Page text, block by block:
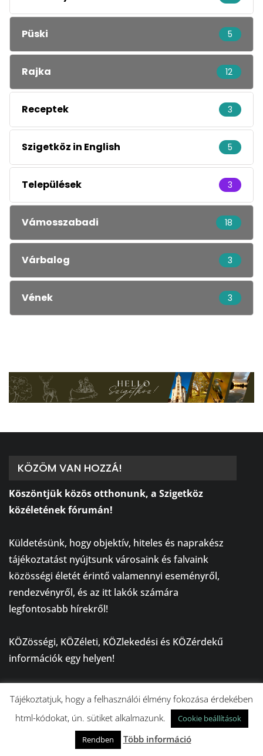
Püski 5
Rajka 12
Receptek 3
Szigetköz in English 5
Települések 3
Vámosszabadi 18
Várbalog 3
Vének 3
KÖZÖM VAN HOZZÁ!
Köszöntjük közös otthonunk, a Szigetköz
közéletének fórumán!
Küldetésünk, hogy objektív, hiteles és naprakész
tájékoztatást nyújtsunk városaink és falvaink
közösségi életét érintő valamennyi eseményről,
rendezvényről, és az itt lakók számára
legfontosabb hírekről!
KÖZösségi, KÖZéleti, KÖZlekedési és KÖZérdekű
információk egy helyen!
szolgál a tájékozódásban!
Tájékoztatjuk, hogy a felhasználói élmény fokozása érdekében
html-kódokat, ún. sütiket alkalmazunk.
Cookie beállítások
Rendben
Több információ